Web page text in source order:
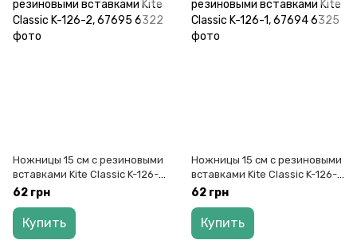
Ножницы 15 см с резиновыми
вставками Kite Classic K-126-
2, 67695
62 грн
Купить
Ножницы 15 см с резиновыми
вставками Kite Classic K-126-1,
67694
62 грн
Купить